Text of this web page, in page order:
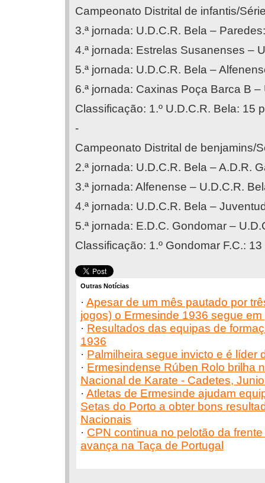
Campeonato Distrital de infantis/
3.ª jornada: U.D.C.R. Bela –
4.ª jornada: Estrelas Susanenses –
5.ª jornada: U.D.C.R. Bela –
6.ª jornada: Caxinas Poça Barca B
Classificação: 1.º U.D.C.R. Bela: 15
-
Campeonato Distrital de benjamins/
2.ª jornada: U.D.C.R. Bela – A.D.R.
3.ª jornada: Alfenense – U.D.C.R.
4.ª jornada: U.D.C.R. Bela –
5.ª jornada: E.D.C. Gondomar –
Classificação: 1.º Gondomar F.C.:
Outras Notícias
· Apesar de um mês pautado por
jogos) o Ermesinde 1936 segue
· Resultados das equipas de
1936
· Palmilheira segue invicto e é líder
· Ermesindense Rúben Rolo brilha
Nacional de Karate - Cadetes,
· Atletas de Ermesinde ajudam
Setas do Porto a obter bons
Nacionais
· CPN continua no pelotão da
avança na Taça de Portugal